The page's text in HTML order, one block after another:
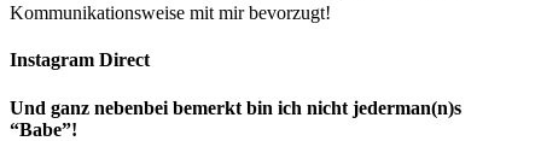
Kommunikationsweise mit mir bevorzugt!
Instagram Direct
Und ganz nebenbei bemerkt bin ich nicht jederman(n)s
“Babe”!